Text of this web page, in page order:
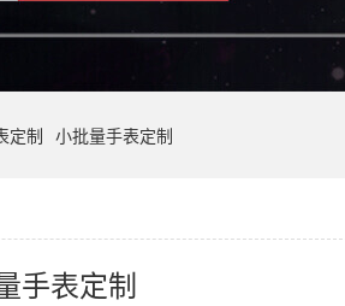
定制 小批量手表定制
手表定制